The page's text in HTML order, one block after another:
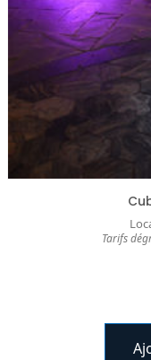
Tarifs